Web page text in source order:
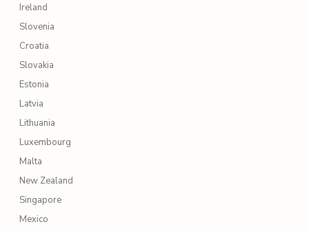
Ireland
Slovenia
Croatia
Slovakia
Estonia
Latvia
Lithuania
Luxembourg
Malta
New Zealand
Singapore
Mexico